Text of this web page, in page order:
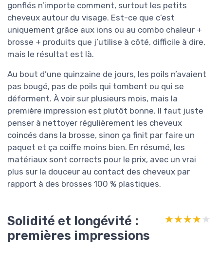
gonflés n’importe comment, surtout les petits
cheveux autour du visage. Est-ce que c’est
uniquement grâce aux ions ou au combo chaleur +
brosse + produits que j’utilise à côté, difficile à dire,
mais le résultat est là.
Au bout d’une quinzaine de jours, les poils n’avaient
pas bougé, pas de poils qui tombent ou qui se
déforment. À voir sur plusieurs mois, mais la
première impression est plutôt bonne. Il faut juste
penser à nettoyer régulièrement les cheveux
coincés dans la brosse, sinon ça finit par faire un
paquet et ça coiffe moins bien. En résumé, les
matériaux sont corrects pour le prix, avec un vrai
plus sur la douceur au contact des cheveux par
rapport à des brosses 100 % plastiques.
Solidité et longévité :
premières impressions
★★★★★
★★★★★